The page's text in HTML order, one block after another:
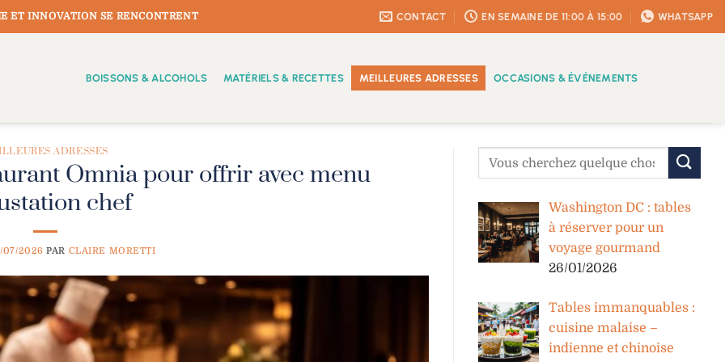
ET INNOVATION SE RENCONTRENT CONTACT EN SEMAINE DE 11:00 À 15:00 WHATSAPP
BOISSONS & ALCOHOLS MATÉRIELS & RECETTES MEILLEURES ADRESSES OCCASIONS & ÉVÉNEMENTS
ADRESSES
Omnia pour offrir avec menu
chef
07/2026 PAR CLAIRE MORETTI
Washington DC : tables
à réserver pour un
voyage gourmand
26/01/2026
Tables immanquables :
cuisine malaise –
indienne et chinoise